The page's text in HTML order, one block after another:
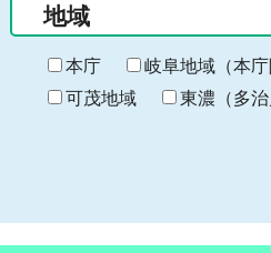
の
始
ま
り
地域
本庁 岐阜地域（本庁
可茂地域
東濃（多